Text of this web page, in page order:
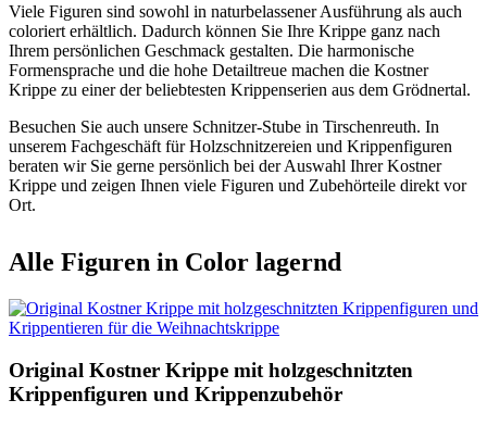
Viele Figuren sind sowohl in naturbelassener Ausführung als auch
coloriert erhältlich. Dadurch können Sie Ihre Krippe ganz nach
Ihrem persönlichen Geschmack gestalten. Die harmonische
Formensprache und die hohe Detailtreue machen die Kostner
Krippe zu einer der beliebtesten Krippenserien aus dem Grödnertal.
Besuchen Sie auch unsere Schnitzer-Stube in Tirschenreuth. In
unserem Fachgeschäft für Holzschnitzereien und Krippenfiguren
beraten wir Sie gerne persönlich bei der Auswahl Ihrer Kostner
Krippe und zeigen Ihnen viele Figuren und Zubehörteile direkt vor
Ort.
Alle Figuren in Color lagernd
Original Kostner Krippe mit holzgeschnitzten
Krippenfiguren und Krippenzubehör